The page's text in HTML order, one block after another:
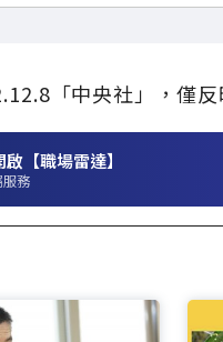
「中央社」，僅
【職場雷達】
服務